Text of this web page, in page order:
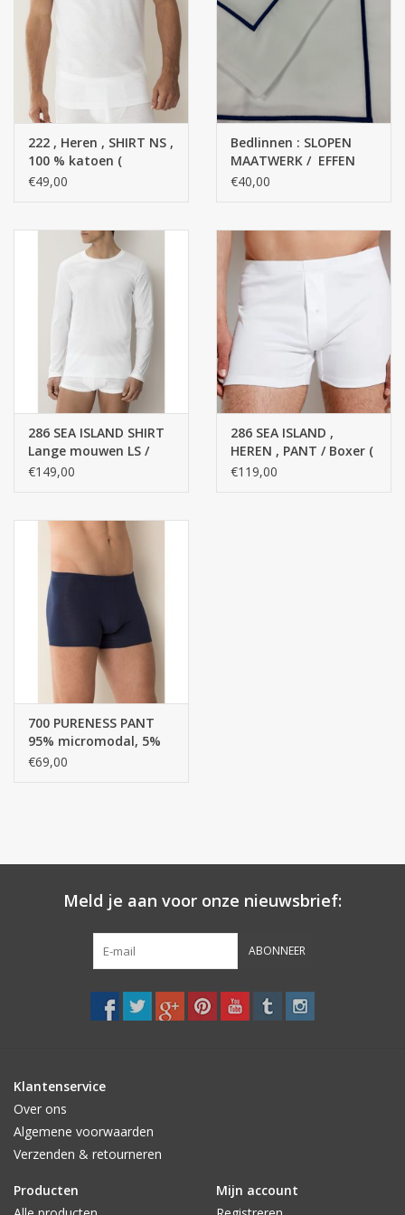
222 , Heren , SHIRT NS ,
100 % katoen (
Business class )
€49,00
Bedlinnen : SLOPEN
MAATWERK / EFFEN
KLEUREN TOP
300 Thread Counts
€40,00
286 SEA ISLAND SHIRT
Lange mouwen LS /
Heren - 100 % katoen
€149,00
286 SEA ISLAND ,
HEREN , PANT / Boxer (
100 % Top KATOEN )
€119,00
700 PURENESS PANT
95% micromodal, 5%
ELASTANE, SINGLE
€69,00
Meld je aan voor onze nieuwsbrief:
ABONNEER
Klantenservice
Over ons
Algemene voorwaarden
Verzenden & retourneren
Producten
Mijn account